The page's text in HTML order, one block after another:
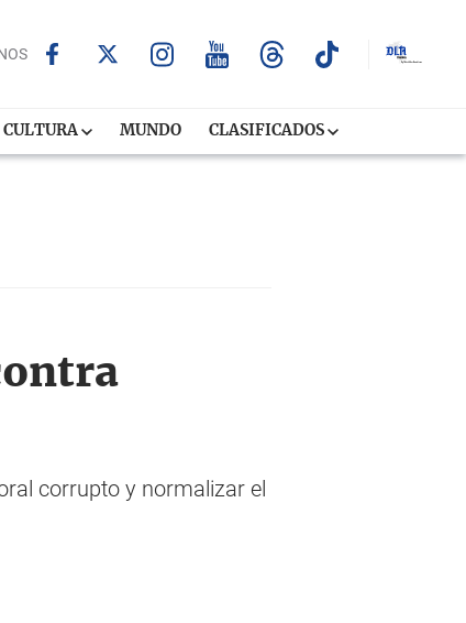
CULTURA MUNDO CLASIFICADOS
corrupto y normalizar el